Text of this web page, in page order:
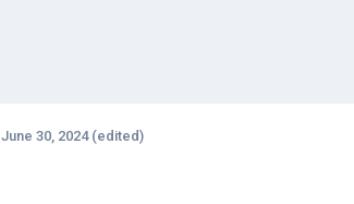
June 30, 2024 (edited)